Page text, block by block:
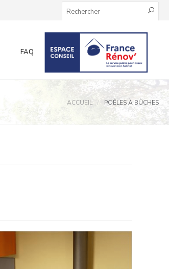
FAQ INFOS AUX PARTICULIERS
ACCUEIL POÊLES À BÛCHES